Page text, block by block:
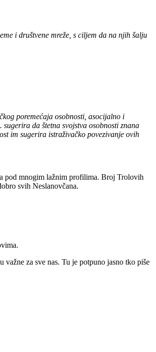
i društvene mreže, s ciljem da na njih šalju
poremećaja osobnosti, asocijalno i
da štetna svojstva osobnosti znana
im sugerira istraživačko povezivanje ovih
pod mnogim lažnim profilima. Broj Trolovih
svih Neslanovčana.
važne za sve nas. Tu je potpuno jasno tko piše